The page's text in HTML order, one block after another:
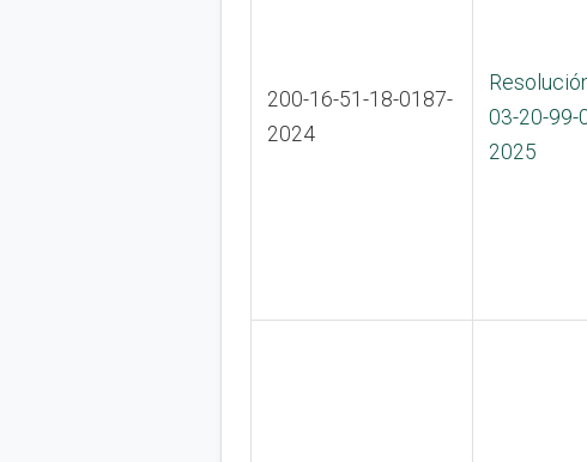
200-16-51-18-0187-
2024
03-20-99-
2025